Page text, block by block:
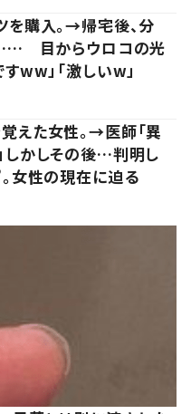
を購入。→帰宅後、分
…… 目からウロコの光
ww」「激しいw」
えた女性。→医師「異
しかしその後…判明し
女性の現在に迫る